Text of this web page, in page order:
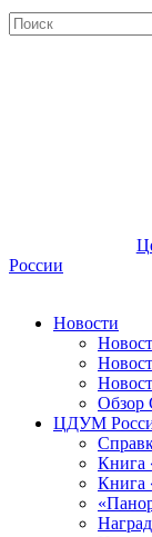
России
Новости
ЦДУМ
Книга
Книга